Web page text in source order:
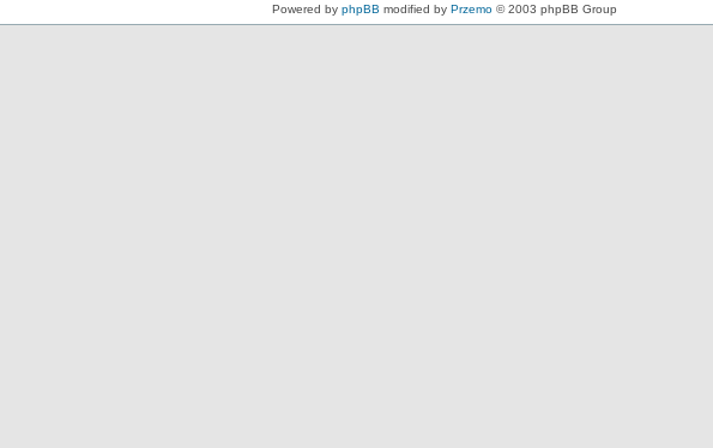
Powered by phpBB modified by Przemo © 2003 phpBB Group